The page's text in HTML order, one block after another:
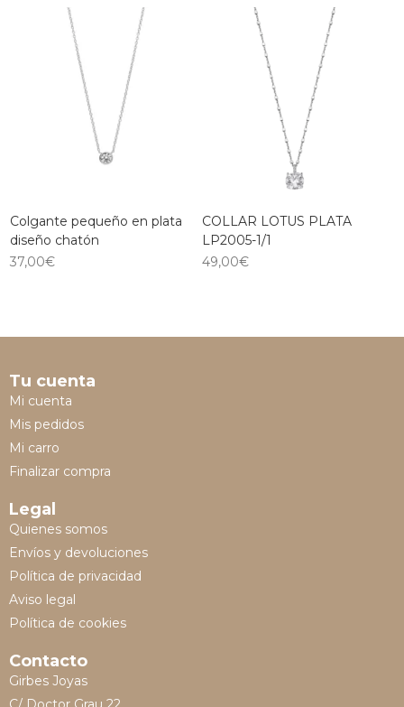
Colgante pequeño en plata
diseño chatón
37,00€
COLLAR LOTUS PLATA
LP2005-1/1
49,00€
Tu cuenta
Mi cuenta
Mis pedidos
Mi carro
Finalizar compra
Legal
Quienes somos
Envíos y devoluciones
Política de privacidad
Aviso legal
Política de cookies
Contacto
Girbes Joyas